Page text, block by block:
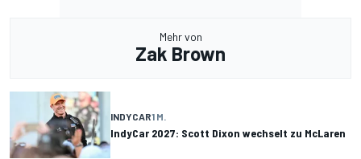
Mehr von
Zak Brown
INDYCAR1 M.
IndyCar 2027: Scott Dixon wechselt zu McLaren